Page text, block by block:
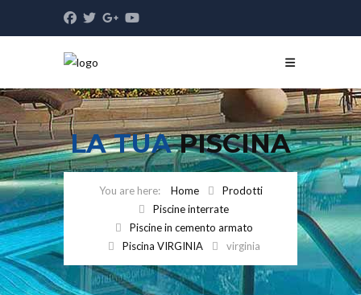
LA TUAPISCINA
Home
Prodotti
Piscine interrate
Piscine in cemento armato
Piscina VIRGINIA
virginia